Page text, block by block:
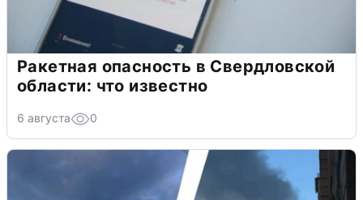
Ракетная опасность в Свердловской
области: что известно
6 августа 0